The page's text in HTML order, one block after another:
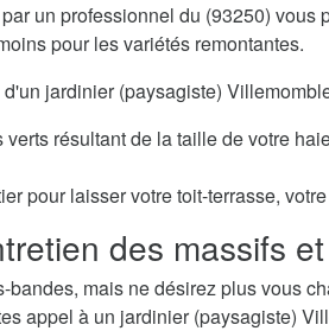
un professionnel du (93250) vous
pour les variétés remontantes.
jardinier (paysagiste)
résultant de la taille de votre
pour laisser votre toit-terrasse,
des massifs
bandes, mais ne désirez plus vous
appel à un jardinier (paysagiste)